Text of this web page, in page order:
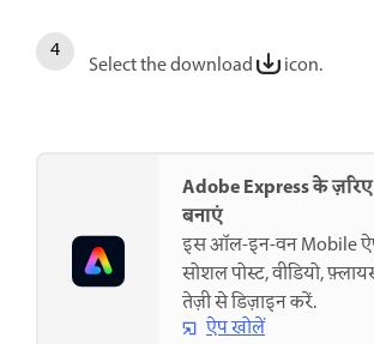
Select the download icon.
Adobe Express के ज़रिए
बनाएं
इस ऑल-इन-वन Mobile
सोशल पोस्ट, वीडियो,
तेज़ी से डिज़ाइन करें.
ऐप खोलें